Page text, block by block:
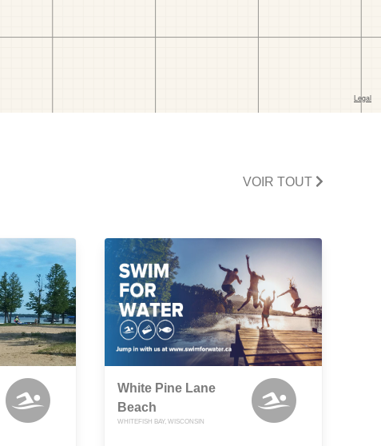
VOIR TOUT
White Pine Lane
Beach
WHITEFISH BAY, WISCONSIN